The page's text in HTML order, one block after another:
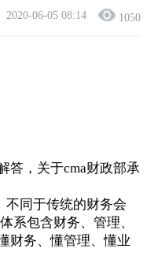
2020-06-05 08:14 1050
，关于cma财政部承
同于传统的财务会
系包含财务、管理、
财务、懂管理、懂业